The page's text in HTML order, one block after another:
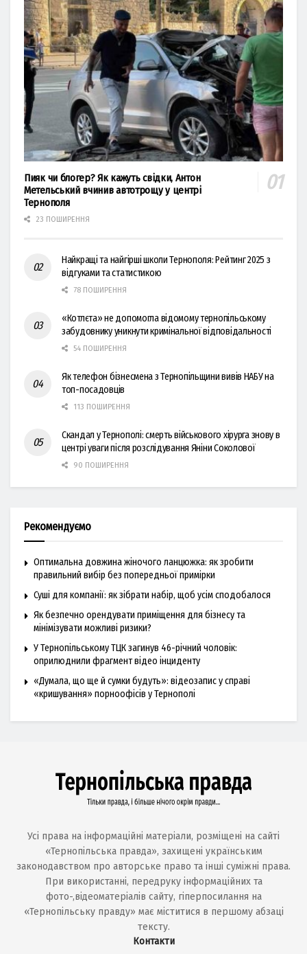
Пияк чи блогер? Як кажуть свідки, Антон
Метельський вчинив автотрощу у центрі
Тернополя
23 ПОШИРЕННЯ
Найкращі та найгірші школи Тернополя: Рейтинг 2025 з
відгуками та статистикою
78 ПОШИРЕННЯ
«Котлєта» не допомогла відомому тернопільському
забудовнику уникнути кримінальної відповідальності
54 ПОШИРЕННЯ
Як телефон бізнесмена з Тернопільщини вивів НАБУ на
топ-посадовців
113 ПОШИРЕННЯ
Скандал у Тернополі: смерть військового хірурга знову в
центрі уваги після розслідування Яніни Соколової
90 ПОШИРЕННЯ
Рекомендуємо
Оптимальна довжина жіночого ланцюжка: як зробити
правильний вибір без попередньої примірки
Суші для компанії: як зібрати набір, щоб усім сподобалося
Як безпечно орендувати приміщення для бізнесу та
мінімізувати можливі ризики?
У Тернопільському ТЦК загинув 46-річний чоловік:
оприлюднили фрагмент відео інциденту
«Думала, що ще й сумки будуть»: відеозапис у справі
«кришування» порноофісів у Тернополі
Усі права на інформаційні матеріали, розміщені на сайті
«Тернопільська правда», захищені українським
законодавством про авторське право та інші суміжні права.
При використанні, передруку інформаційних та
фото-,відеоматеріалів сайту, гіперпосилання на
«Тернопільську правду» має міститися в першому абзаці
тексту.
Контакти